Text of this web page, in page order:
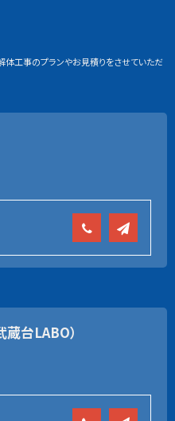
工事のプランやお見積りをさせていただ
蔵台LABO）